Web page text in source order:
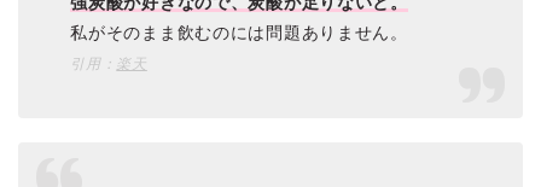
私がそのまま飲むのには問題ありません。
引用： 楽天